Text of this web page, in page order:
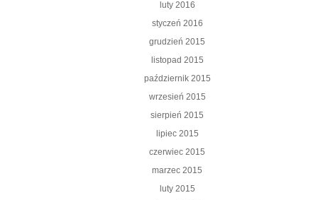
luty 2016
styczeń 2016
grudzień 2015
listopad 2015
październik 2015
wrzesień 2015
sierpień 2015
lipiec 2015
czerwiec 2015
marzec 2015
luty 2015